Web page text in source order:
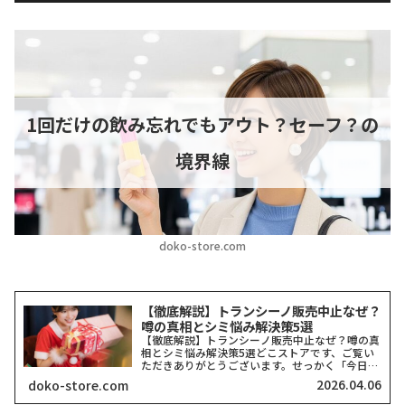
doko-store.com
1回だけの飲み忘れでもアウト？セーフ？の
境界線
【徹底解説】トランシーノ販売中止なぜ？
噂の真相とシミ悩み解決策5選
【徹底解説】トランシーノ販売中止なぜ？噂の真
相とシミ悩み解決策5選どこストアです、ご覧い
ただきありがとうございます。せっかく「今日か
らシミ対策を頑張ろう！」と思ってドラッグスト
アへ足を運んだのに、棚が空っぽだったり、お目
doko-store.com 2026.04.06